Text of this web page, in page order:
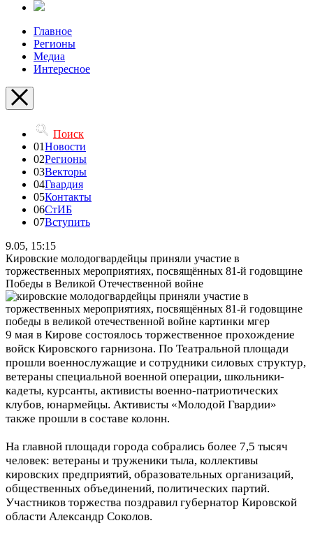
Главное
Регионы
Медиа
Интересное
Поиск
01Новости
02Регионы
03Векторы
04Гвардия
05Контакты
06СтИБ
07Вступить
9.05, 15:15
Кировские молодогвардейцы приняли участие в
торжественных мероприятиях, посвящённых 81-й годовщине
Победы в Великой Отечественной войне
9 мая в Кирове состоялось торжественное прохождение
войск Кировского гарнизона. По Театральной площади
прошли военнослужащие и сотрудники силовых структур,
ветераны специальной военной операции, школьники-
кадеты, курсанты, активисты военно-патриотических
клубов, юнармейцы. Активисты «Молодой Гвардии»
также прошли в составе колонн.
На главной площади города собрались более 7,5 тысяч
человек: ветераны и труженики тыла, коллективы
кировских предприятий, образовательных организаций,
общественных объединений, политических партий.
Участников торжества поздравил губернатор Кировской
области Александр Соколов.